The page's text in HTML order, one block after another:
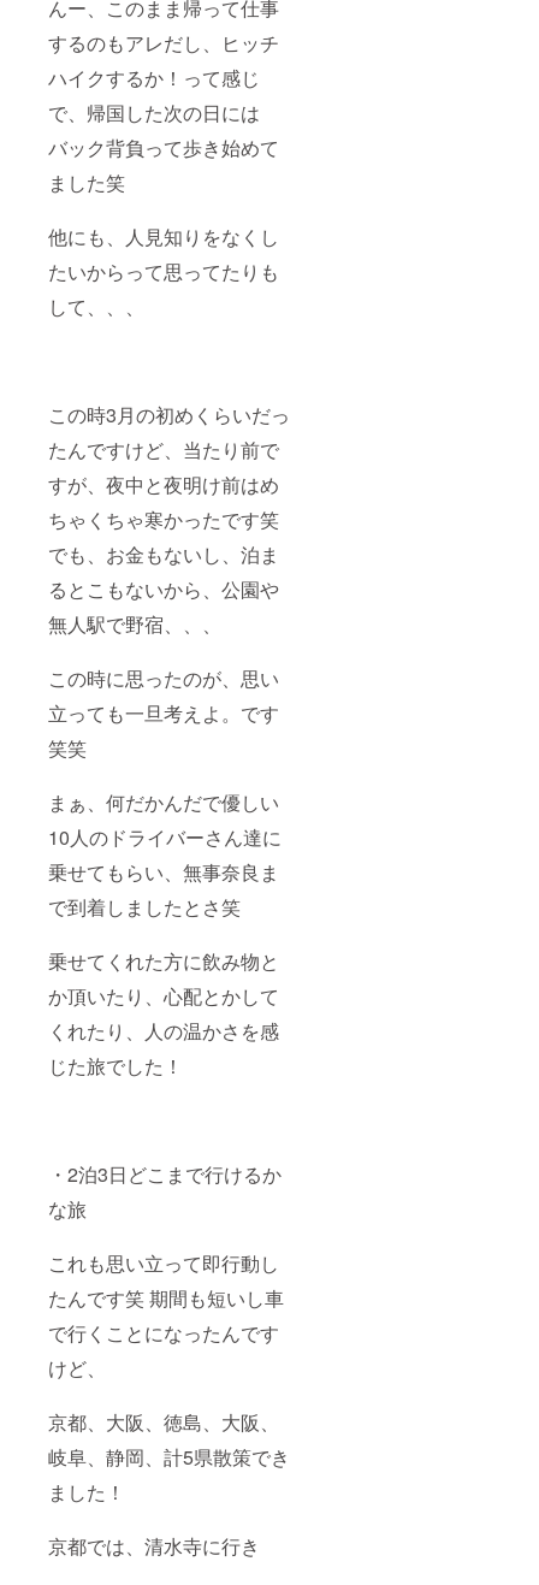
んー、このまま帰って仕事
するのもアレだし、ヒッチ
ハイクするか！って感じ
で、帰国した次の日には
バック背負って歩き始めて
ました笑
他にも、人見知りをなくし
たいからって思ってたりも
して、、、
この時3月の初めくらいだっ
たんですけど、当たり前で
すが、夜中と夜明け前はめ
ちゃくちゃ寒かったです笑
でも、お金もないし、泊ま
るとこもないから、公園や
無人駅で野宿、、、
この時に思ったのが、思い
立っても一旦考えよ。です
笑笑
まぁ、何だかんだで優しい
10人のドライバーさん達に
乗せてもらい、無事奈良ま
で到着しましたとさ笑
乗せてくれた方に飲み物と
か頂いたり、心配とかして
くれたり、人の温かさを感
じた旅でした！
・2泊3日どこまで行けるか
な旅
これも思い立って即行動し
たんです笑 期間も短いし車
で行くことになったんです
けど、
京都、大阪、徳島、大阪、
岐阜、静岡、計5県散策でき
ました！
京都では、清水寺に行き